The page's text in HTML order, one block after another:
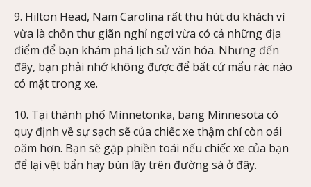
9. Hilton Head, Nam Carolina rất thu hút du khách vì
vừa là chốn thư giãn nghỉ ngơi vừa có cả những địa
điểm để bạn khám phá lịch sử văn hóa. Nhưng đến
đây, bạn phải nhớ không được để bất cứ mẩu rác nào
có mặt trong xe.
10. Tại thành phố Minnetonka, bang Minnesota có
quy định về sự sạch sẽ của chiếc xe thậm chí còn oái
oăm hơn. Bạn sẽ gặp phiền toái nếu chiếc xe của bạn
để lại vệt bẩn hay bùn lầy trên đường sá ở đây.